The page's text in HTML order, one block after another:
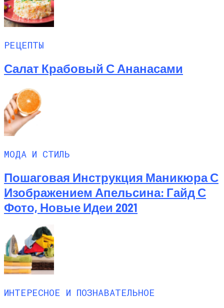
РЕЦЕПТЫ
Салат Крабовый С Ананасами
МОДА И СТИЛЬ
Пошаговая Инструкция Маникюра С
Изображением Апельсина: Гайд С
Фото, Новые Идеи 2021
ИНТЕРЕСНОЕ И ПОЗНАВАТЕЛЬНОЕ